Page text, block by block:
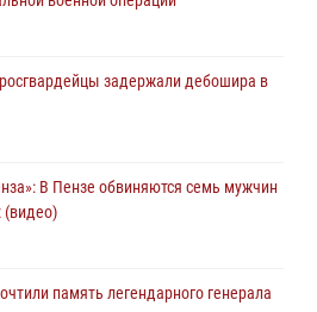
задержали дебошира в
В Пензе обвиняются семь мужчин
(видео)
память легендарного генерала